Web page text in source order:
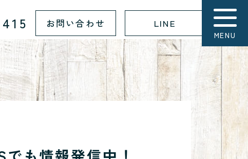
お問い合わせ LINE
MENU